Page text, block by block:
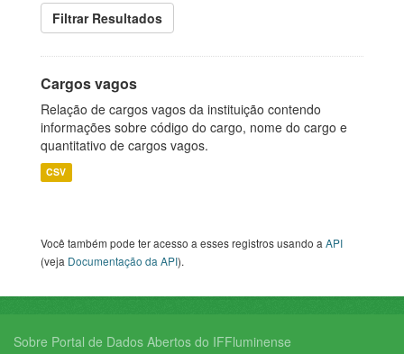
Filtrar Resultados
Cargos vagos
Relação de cargos vagos da instituição contendo
informações sobre código do cargo, nome do cargo e
quantitativo de cargos vagos.
CSV
Você também pode ter acesso a esses registros usando aAPI
(veja Documentação da API).
Sobre Portal de Dados Abertos do IFFluminense